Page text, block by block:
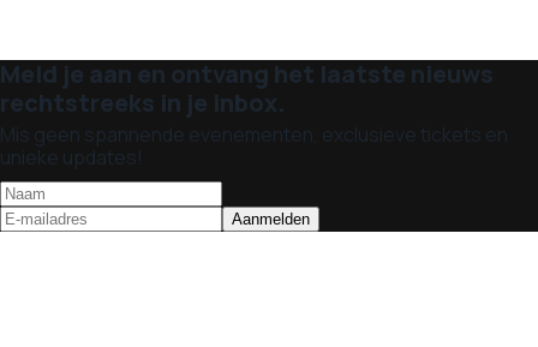
Meld je aan en ontvang het laatste nieuws
rechtstreeks in je inbox.
Mis geen spannende evenementen, exclusieve tickets en
unieke updates!